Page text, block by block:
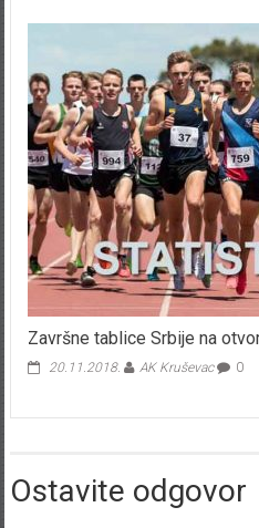
Završne tablice Srbije na
20.11.2018. AK Kruševac 0
Ostavite odgovor